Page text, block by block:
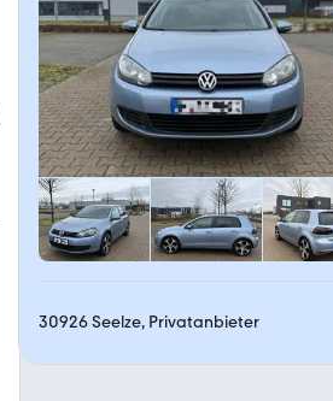
30926 Seelze, Privatanbieter